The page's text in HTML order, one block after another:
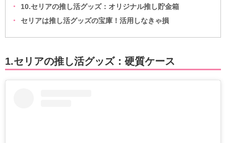
10.セリアの推し活グッズ：オリジナル推し貯金箱
セリアは推し活グッズの宝庫！活用しなきゃ損
1.セリアの推し活グッズ：硬質ケース